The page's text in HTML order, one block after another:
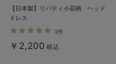
【日本製】リバティ小花柄 ヘッド
ドレス
1件
￥2,200 税込